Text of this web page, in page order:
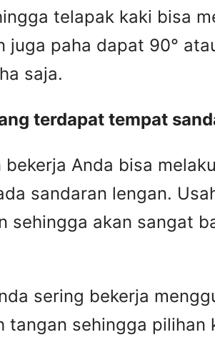
telapak kaki bisa
juga paha dapat 90°
saja.
terdapat tempat
bekerja Anda bisa
sandaran lengan.
sehingga akan sangat
sering bekerja
tangan sehingga